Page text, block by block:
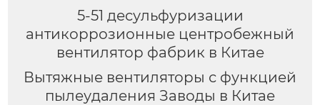
5-51 десульфуризации
антикоррозионные центробежный
вентилятор фабрик в Китае
Вытяжные вентиляторы с функцией
пылеудаления Заводы в Китае